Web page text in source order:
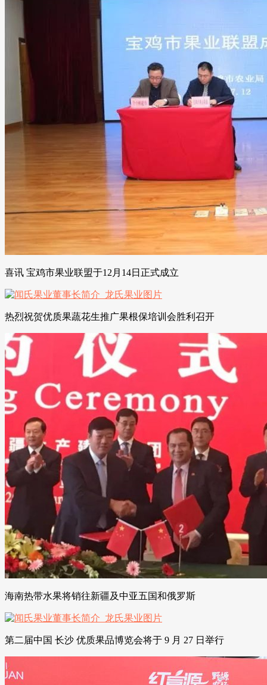
喜讯 宝鸡市果业联盟于12月14日正式成立
热烈祝贺优质果蔬花生推广果根保培训会胜利召开
海南热带水果将销往新疆及中亚五国和俄罗斯
第二届中国 长沙 优质果品博览会将于 9 月 27 日举行